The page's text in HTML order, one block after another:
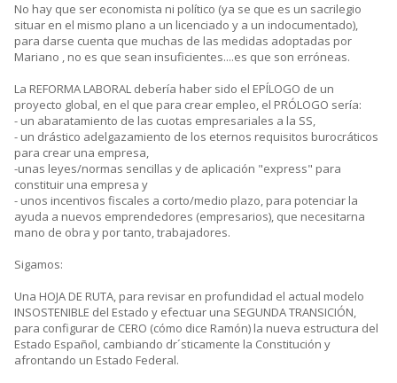
No hay que ser economista ni político (ya se que es un sacrilegio
situar en el mismo plano a un licenciado y a un indocumentado),
para darse cuenta que muchas de las medidas adoptadas por
Mariano , no es que sean insuficientes....es que son erróneas.
La REFORMA LABORAL debería haber sido el EPÍLOGO de un
proyecto global, en el que para crear empleo, el PRÓLOGO sería:
- un abaratamiento de las cuotas empresariales a la SS,
- un drástico adelgazamiento de los eternos requisitos burocráticos
para crear una empresa,
-unas leyes/normas sencillas y de aplicación "express" para
constituir una empresa y
- unos incentivos fiscales a corto/medio plazo, para potenciar la
ayuda a nuevos emprendedores (empresarios), que necesitarna
mano de obra y por tanto, trabajadores.
Sigamos:
Una HOJA DE RUTA, para revisar en profundidad el actual modelo
INSOSTENIBLE del Estado y efectuar una SEGUNDA TRANSICIÓN,
para configurar de CERO (cómo dice Ramón) la nueva estructura del
Estado Español, cambiando dr´sticamente la Constitución y
afrontando un Estado Federal.